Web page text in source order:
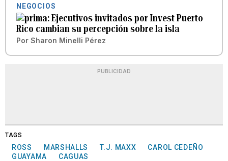
NEGOCIOS
Ejecutivos invitados por Invest Puerto
Rico cambian su percepción sobre la isla
Por Sharon Minelli Pérez
PUBLICIDAD
TAGS
ROSS MARSHALLS T.J. MAXX
CAROL CEDEÑO
GUAYAMA
CAGUAS